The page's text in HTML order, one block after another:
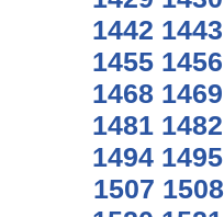
1442 1443
1455 1456
1468 1469
1481 1482
1494 1495
1507 1508